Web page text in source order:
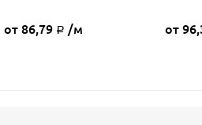
от 86,79 Р /м от